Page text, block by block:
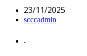
23/11/2025
scccadmin
-